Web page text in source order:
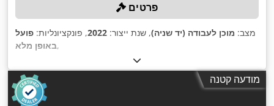
פרטים
מצב: מוכן לעבודה (יד שניה), שנת ייצור: 2022, פונקציונליות: פועל
באופן מלא,
מודעה קטנה